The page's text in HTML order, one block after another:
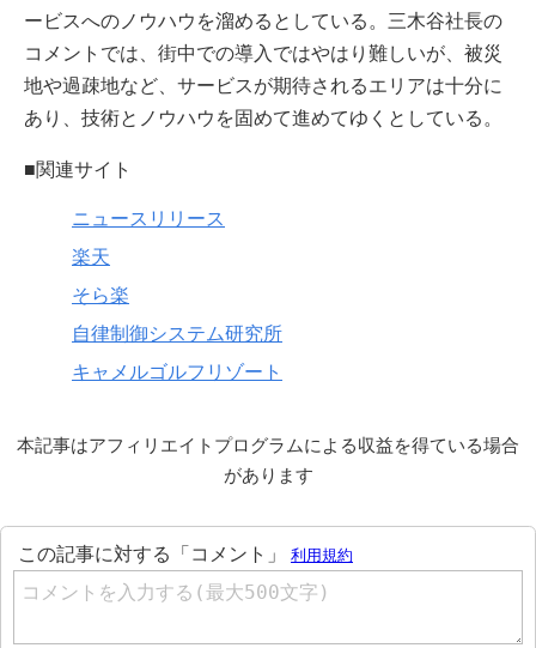
ービスへのノウハウを溜めるとしている。三木谷社長の
コメントでは、街中での導入ではやはり難しいが、被災
地や過疎地など、サービスが期待されるエリアは十分に
あり、技術とノウハウを固めて進めてゆくとしている。
■関連サイト
ニュースリリース
楽天
そら楽
自律制御システム研究所
キャメルゴルフリゾート
本記事はアフィリエイトプログラムによる収益を得ている場合
があります